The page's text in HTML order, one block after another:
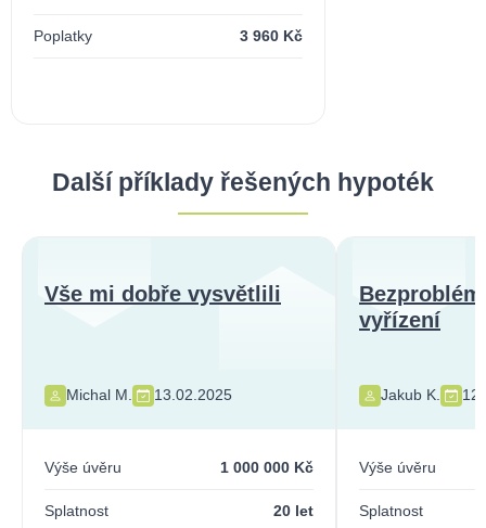
Poplatky 3 960 Kč
Další příklady řešených hypoték
Vše mi dobře vysvětlili
Michal M. 13.02.2025
Výše úvěru 1 000 000 Kč
Splatnost 20 let
vyřízení
Jakub K.
Výše úvěru
Splatnost